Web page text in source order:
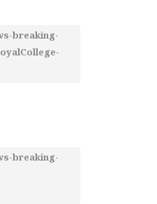
breaking-
breaking-